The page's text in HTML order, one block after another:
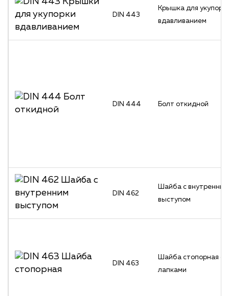
DIN 443
Крышка для
вдавливанием
DIN 444 Болт откидной
DIN 462
Шайба с внутренним
выступом
DIN 463
Шайба стопорная с
лапками